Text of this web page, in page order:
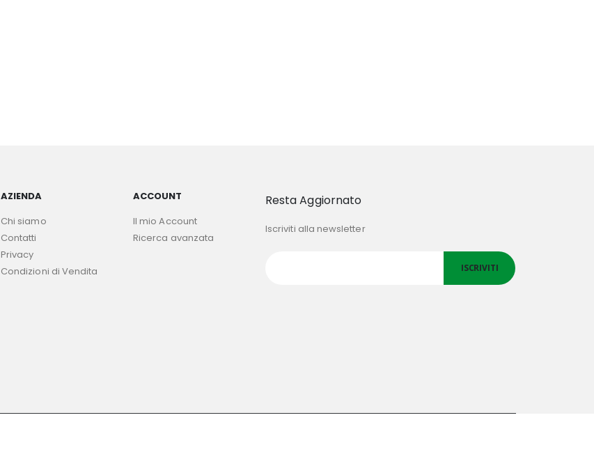
AZIENDA
Chi siamo
Contatti
Privacy
Condizioni di Vendita
ACCOUNT
Il mio Account
Ricerca avanzata
Resta Aggiornato
Iscriviti alla newsletter
ISCRIVITI